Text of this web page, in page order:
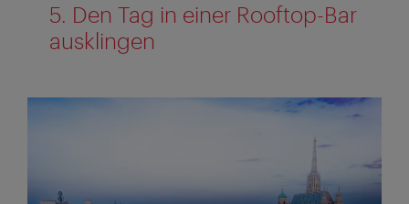
5. Den Tag in einer Rooftop-Bar
ausklingen